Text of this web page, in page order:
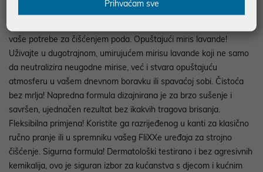
vaše potrebe za čišćenjem poda. Opuštajući miris lavande!
Uživajte u dugotrajnom, umirujućem mirisu lavande koji ne samo
da neutralizira neugodne mirise, već i stvara opuštajuću
atmosferu u vašem dnevnom boravku ili spavaćoj sobi. Čistoća
bez mrlja! Napredna formula dizajnirana je za brzo sušenje i
savršen, ujednačen rezultat bez ikakvih tragova brisanja.
Fleksibilna primjena! Koristite ga razrijeđenog u kanti za klasično
ručno pranje ili u spremniku vašeg FliXXe uređaja za strojno
čišćenje. Sigurna formula! Dermatološki testirano i bez agresivnih
kemikalija, ovo je siguran izbor za kućanstva s djecom i kućnim
Prihvaćam sve